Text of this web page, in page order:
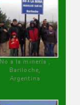
No a la minería ,
Bariloche,
Argentina